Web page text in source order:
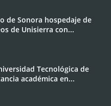
de Sonora hospedaje de
de Unisierra con...
Tecnológica de
académica en...